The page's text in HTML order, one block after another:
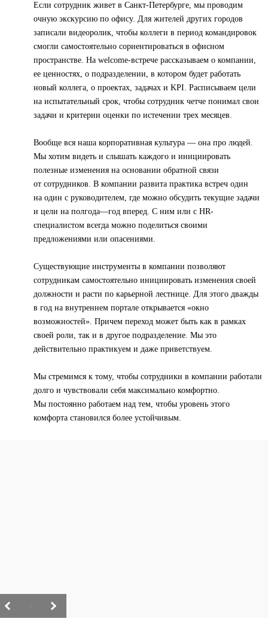
Если сотрудник живет в Санкт-Петербурге, мы проводим
очную экскурсию по офису. Для жителей других городов
записали видеоролик, чтобы коллеги в период командировок
смогли самостоятельно сориентироваться в офисном
пространстве. На welcome-встрече рассказываем о компании,
ее ценностях, о подразделении, в котором будет работать
новый коллега, о проектах, задачах и KPI. Расписываем цели
на испытательный срок, чтобы сотрудник четче понимал свои
задачи и критерии оценки по истечении трех месяцев.
Вообще вся наша корпоративная культура — она про людей.
Мы хотим видеть и слышать каждого и инициировать
полезные изменения на основании обратной связи
от сотрудников. В компании развита практика встреч один
на один с руководителем, где можно обсудить текущие задачи
и цели на полгода—год вперед. С ним или с HR-
специалистом всегда можно поделиться своими
предложениями или опасениями.
Существующие инструменты в компании позволяют
сотрудникам самостоятельно инициировать изменения своей
должности и расти по карьерной лестнице. Для этого дважды
в год на внутреннем портале открывается «окно
возможностей». Причем переход может быть как в рамках
своей роли, так и в другое подразделение. Мы это
действительно практикуем и даже приветствуем.
Мы стремимся к тому, чтобы сотрудники в компании работали
долго и чувствовали себя максимально комфортно.
Мы постоянно работаем над тем, чтобы уровень этого
комфорта становился более устойчивым.